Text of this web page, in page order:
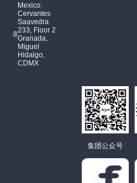
Mexico:
Cervantes
Saavedra
233, Floor 2
Granada,
Miguel
Hidalgo,
CDMX
集团公众号